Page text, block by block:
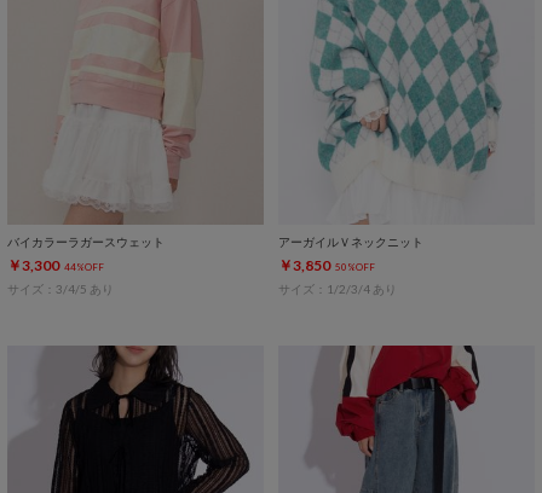
バイカラーラガースウェット
￥3,300 44%OFF
サイズ：3/4/5 あり
アーガイルＶネックニット
￥3,850 50%OFF
サイズ：1/2/3/4 あり